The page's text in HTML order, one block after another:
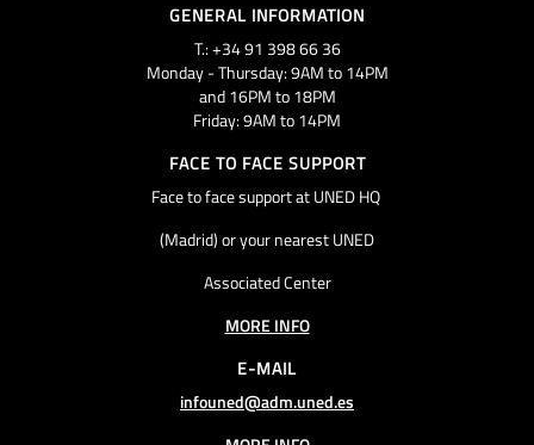
GENERAL INFORMATION
T.: +34 91 398 66 36
Monday - Thursday: 9AM to 14PM
and 16PM to 18PM
Friday: 9AM to 14PM
FACE TO FACE SUPPORT
Face to face support at UNED HQ
(Madrid) or your nearest UNED
Associated Center
MORE INFO
E-MAIL
infouned@adm.uned.es